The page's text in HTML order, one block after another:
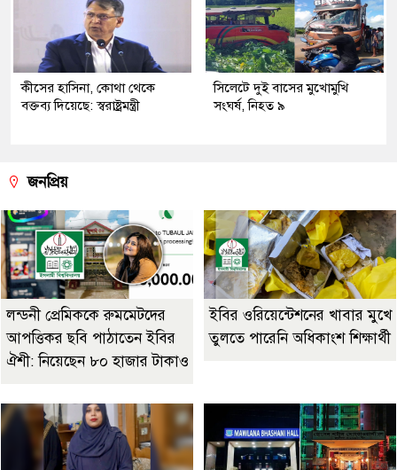
কীসের হাসিনা, কোথা থেকে
বক্তব্য দিয়েছে: স্বরাষ্ট্রমন্ত্রী
সিলেটে দুই বাসের মুখোমুখি
সংঘর্ষ, নিহত ৯
জনপ্রিয়
লন্ডনী প্রেমিককে রুমমেটদের
আপত্তিকর ছবি পাঠাতেন ইবির
ঐশী: নিয়েছেন ৮০ হাজার টাকাও
ইবির ওরিয়েন্টেশনের খাবার মুখে
তুলতে পারেনি অধিকাংশ শিক্ষার্থী